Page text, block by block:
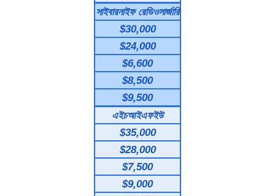
সাইবারনাইফ রেডিওসার্জারি
$30,000
$24,000
$6,600
$8,500
$9,500
এইচআইএফইউ
$35,000
$28,000
$7,500
$9,000